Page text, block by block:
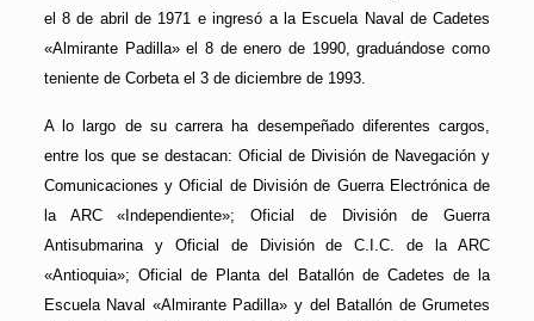
el 8 de abril de 1971 e ingresó a la Escuela Naval de Cadetes
«Almirante Padilla» el 8 de enero de 1990, graduándose como
teniente de Corbeta el 3 de diciembre de 1993.
A lo largo de su carrera ha desempeñado diferentes cargos,
entre los que se destacan: Oficial de División de Navegación y
Comunicaciones y Oficial de División de Guerra Electrónica de
la ARC «Independiente»; Oficial de División de Guerra
Antisubmarina y Oficial de División de C.I.C. de la ARC
«Antioquia»; Oficial de Planta del Batallón de Cadetes de la
Escuela Naval «Almirante Padilla» y del Batallón de Grumetes